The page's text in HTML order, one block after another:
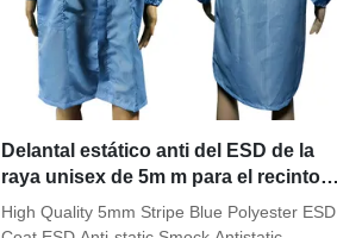
Delantal estático anti del ESD de la
raya unisex de 5m m para el recinto
limpio de la clase 100
High Quality 5mm Stripe Blue Polyester ESD